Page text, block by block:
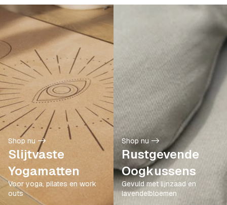
Yogamatten
Shop nu ->
Slijtvaste
Yogamatten
Voor yoga, pilates en work
outs
Shop nu ->
Rustgevende
Oogkussens
Gevuld met lijnzaad en
lavendelbloemen